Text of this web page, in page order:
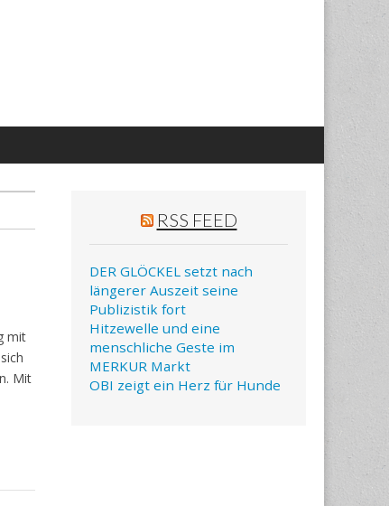
mit
Mit
RSS FEED
DER GLÖCKEL setzt nach
längerer Auszeit seine
Publizistik fort
Hitzewelle und eine
menschliche Geste im
MERKUR Markt
OBI zeigt ein Herz für Hunde